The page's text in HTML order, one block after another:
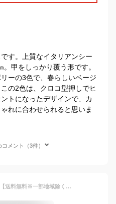
す。上質なイタリアンシー
甲をしっかり覆う形です。
ーの3色で、春らしいベージ
の2色は、クロコ型押しでヒ
トになったデザインで、カ
れに合わせられると思いま
メント（3件）
【本革商品ポイント3倍！】【送料無料※一部地域除く】本革パンプス ぺたんこ 日本製 痛くない 柔らかい レディース ローヒール 黒 レシピ Recipe【17-790204】【/】